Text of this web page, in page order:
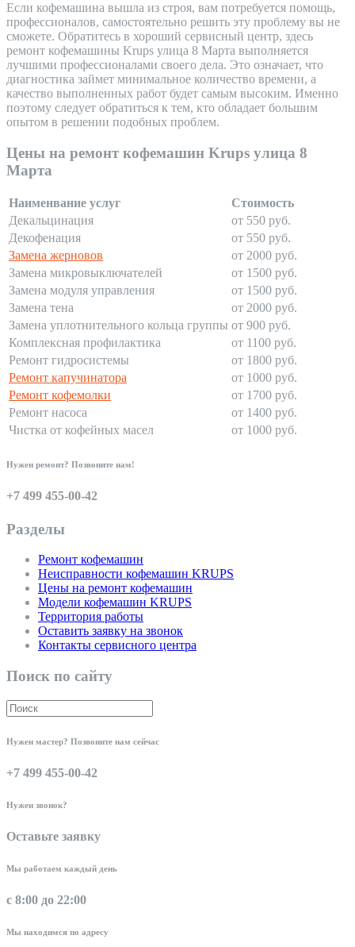
Если кофемашина вышла из строя, вам потребуется помощь,
профессионалов, самостоятельно решить эту проблему вы не
сможете. Обратитесь в хороший сервисный центр, здесь
ремонт кофемашины Krups улица 8 Марта выполняется
лучшими профессионалами своего дела. Это означает, что
диагностика займет минимальное количество времени, а
качество выполненных работ будет самым высоким. Именно
поэтому следует обратиться к тем, кто обладает большим
опытом в решении подобных проблем.
Цены на ремонт кофемашин Krups улица 8
Марта
Наименвание услуг
Стоимость
Декальцинация
от 550 руб.
Декофенация
от 550 руб.
Замена жерновов
от 2000 руб.
Замена микровыключателей
от 1500 руб.
Замена модуля управления
от 1500 руб.
Замена тена
от 2000 руб.
Замена уплотнительного кольца группы от 900 руб.
Комплексная профилактика
от 1100 руб.
Ремонт гидросистемы
от 1800 руб.
Ремонт капучинатора
от 1000 руб.
Ремонт кофемолки
от 1700 руб.
Ремонт насоса
от 1400 руб.
Чистка от кофейных масел
от 1000 руб.
Нужен ремонт? Позвоните нам!
+7 499 455-00-42
Разделы
Ремонт кофемашин
Неисправности кофемашин KRUPS
Цены на ремонт кофемашин
Модели кофемашин KRUPS
Территория работы
Оставить заявку на звонок
Контакты сервисного центра
Поиск по сайту
Нужен мастер? Позвоните нам сейчас
+7 499 455-00-42
Нужен звонок?
Оставьте заявку
Мы работаем каждый день
с 8:00 до 22:00
Мы находимся по адресу